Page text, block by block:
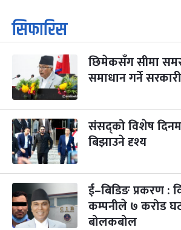
१
आइत
कार्तिक सङ्क्रान्ति
कार्तिक १, २०८३
३
मंगल
महानवमी
कार्तिक ३, २०८३-Oct 20, 2026
४
बुध कार्तिक ४, २०८३ Oct 21, 2026
५
बिहि
पापा‌ङ्कुशा एकादशी व्रत
कार्तिक ५, २०८३
२२
आइत
कुकुर तिहार
कार्तिक २२, २०८३-Nov 8, 2026
सिफारिस
छिमेकसँग सीमा
समाधान गर्ने
संसद्को विशेष
बिझाउने दृश्य
ई–बिडिङ प्रकरण :
कम्पनीले ७ करोड
बोलकबोल